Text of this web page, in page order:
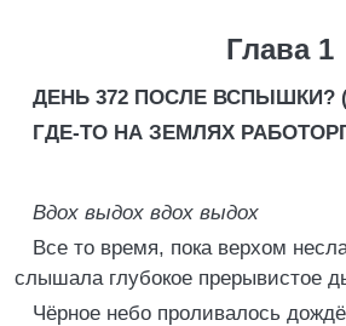
Глава 1
ДЕНЬ 372 ПОСЛЕ ВСПЫШКИ?
ГДЕ-ТО НА ЗЕМЛЯХ
Вдох выдох вдох выдох
Все то время, пока верхом
слышала глубокое прерывистое
Чёрное небо проливалось